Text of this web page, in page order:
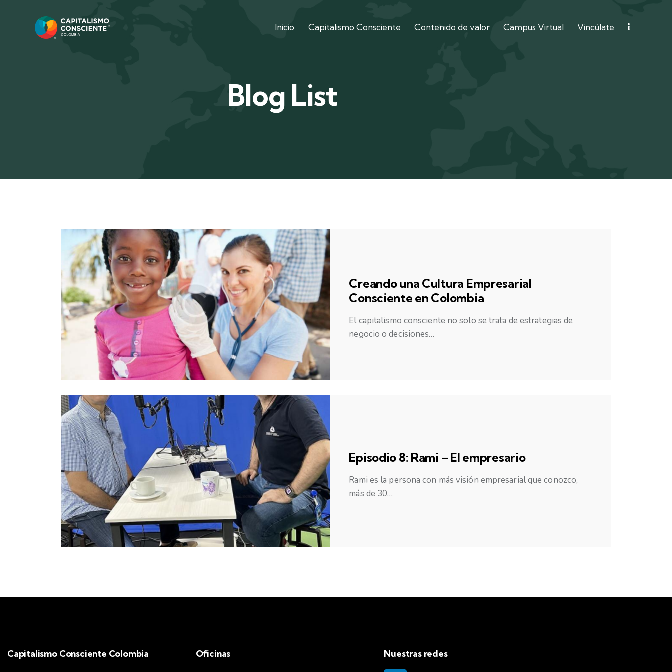
Inicio Capitalismo Consciente Contenido de valor Campus Virtual Vincúlate
Blog List
Creando una Cultura Empresarial
Consciente en Colombia
El capitalismo consciente no solo se trata de estrategias de
negocio o decisiones…
Episodio 8: Rami – El empresario
Rami es la persona con más visión empresarial que conozco,
más de 30…
Capitalismo Consciente Colombia Oficinas Nuestras redes